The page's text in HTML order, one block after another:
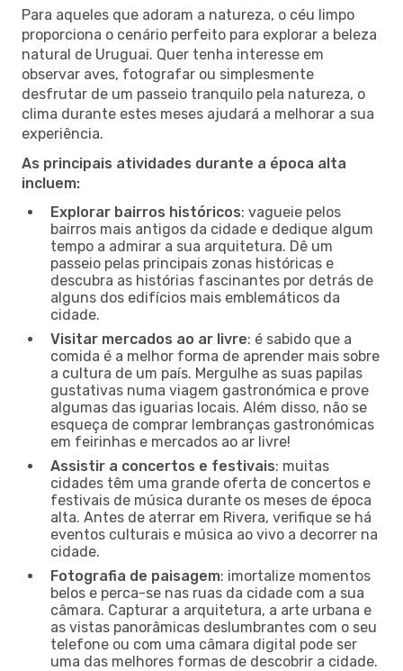
Para aqueles que adoram a natureza, o céu limpo
proporciona o cenário perfeito para explorar a beleza
natural de Uruguai. Quer tenha interesse em
observar aves, fotografar ou simplesmente
desfrutar de um passeio tranquilo pela natureza, o
clima durante estes meses ajudará a melhorar a sua
experiência.
As principais atividades durante a época alta
incluem:
Explorar bairros históricos: vagueie pelos
bairros mais antigos da cidade e dedique algum
tempo a admirar a sua arquitetura. Dê um
passeio pelas principais zonas históricas e
descubra as histórias fascinantes por detrás de
alguns dos edifícios mais emblemáticos da
cidade.
Visitar mercados ao ar livre: é sabido que a
comida é a melhor forma de aprender mais sobre
a cultura de um país. Mergulhe as suas papilas
gustativas numa viagem gastronómica e prove
algumas das iguarias locais. Além disso, não se
esqueça de comprar lembranças gastronómicas
em feirinhas e mercados ao ar livre!
Assistir a concertos e festivais: muitas
cidades têm uma grande oferta de concertos e
festivais de música durante os meses de época
alta. Antes de aterrar em Rivera, verifique se há
eventos culturais e música ao vivo a decorrer na
cidade.
Fotografia de paisagem: imortalize momentos
belos e perca-se nas ruas da cidade com a sua
câmara. Capturar a arquitetura, a arte urbana e
as vistas panorâmicas deslumbrantes com o seu
telefone ou com uma câmara digital pode ser
uma das melhores formas de descobrir a cidade.